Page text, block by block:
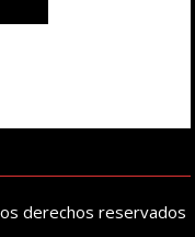
derechos reservados